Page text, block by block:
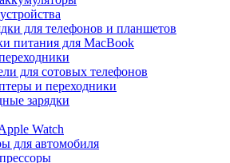
для телефонов и планшетов
питания для MacBook
для сотовых телефонов
и переходники
зарядки
Watch
для автомобиля